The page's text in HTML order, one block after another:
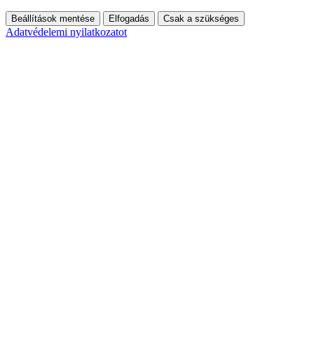
Beállítások mentése Elfogadás Csak a szükséges
Adatvédelemi nyilatkozatot